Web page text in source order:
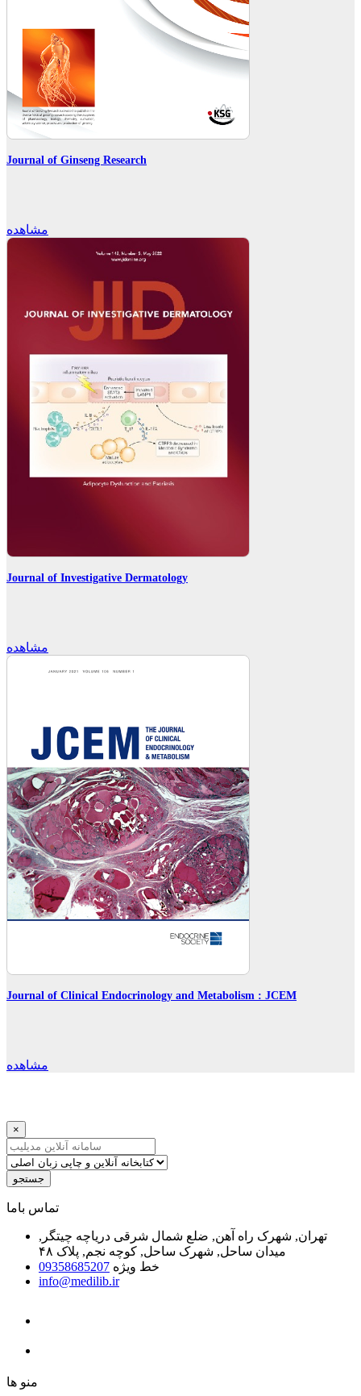
Journal of Ginseng Research
مشاهده
Journal of Investigative Dermatology
مشاهده
Journal of Clinical Endocrinology and Metabolism : JCEM
مشاهده
×
جستجو
ﺗﻤﺎﺱ ﺑﺎﻣﺎ
تهران, شهرک راه آهن, ضلع شمال شرقی دریاچه چیتگر,
میدان ساحل, شهرک ساحل, کوچه نجم, پلاک ۴۸
خط ویژه 09358685207
info@medilib.ir
ﻣﻨﻮ ﻫﺎ